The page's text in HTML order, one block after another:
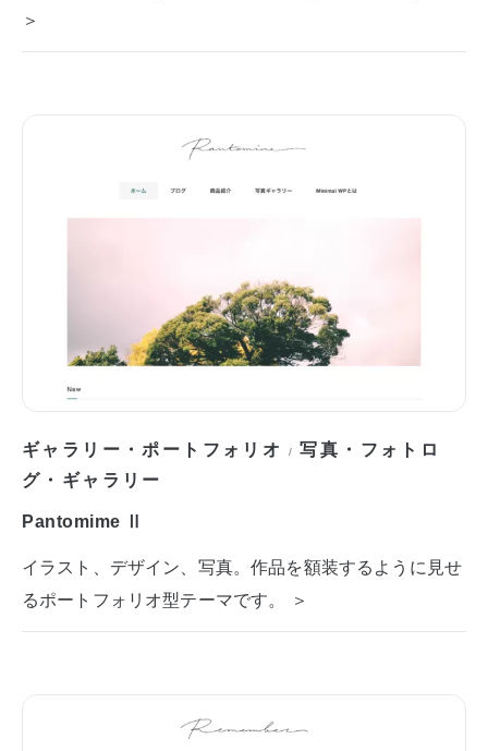
＞
ギャラリー・ポートフォリオ /写真・フォトロ
グ・ギャラリー
Pantomime Ⅱ
イラスト、デザイン、写真。作品を額装するように見せ
るポートフォリオ型テーマです。 ＞